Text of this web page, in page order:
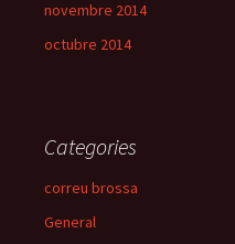
novembre 2014
octubre 2014
Categories
correu brossa
General